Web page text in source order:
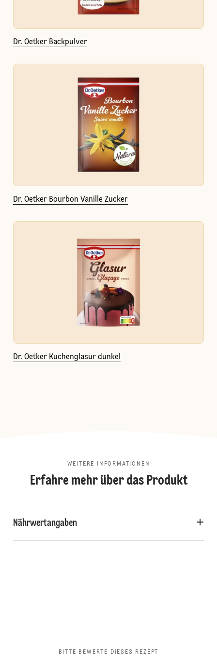
Dr. Oetker Backpulver
Dr. Oetker Bourbon Vanille Zucker
Dr. Oetker Kuchenglasur dunkel
WEITERE INFORMATIONEN
Erfahre mehr über das Produkt
Nährwertangaben
BITTE BEWERTE DIESES REZEPT